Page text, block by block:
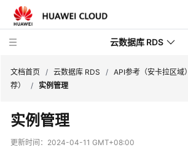
云数据库 RDS
产
文档首页 / 云数据库 RDS / API参考（安卡拉区域）
荐）
/ 实例管理
实例管理
更新时间： 2024-04-11 GMT+08:00